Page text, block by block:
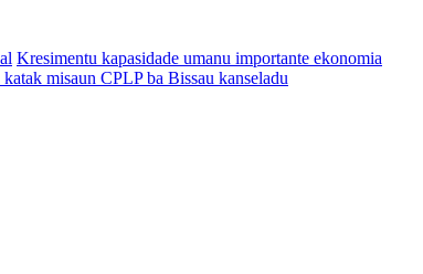
Kresimentu kapasidade umanu importante ekonomia
misaun CPLP ba Bissau kanseladu